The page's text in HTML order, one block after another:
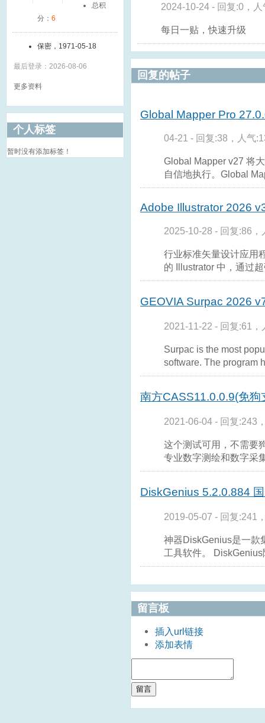
总积
分： 6
保密，1971-05-18
最后登录：2026-08-06
更多资料
个人标签
暂时没有添加标签！
2024-10-24 - 回复:0，
每日一贴，快速升级
回复的帖子
Global Mapper Pro
04-21 - 回复:38，人气
Global Mapper v27 将
自信地执行。Global
Adobe Illustrator 2026
2025-10-28 - 回复:86
行业标准矢量设计应用
的 Illustrator 中，通过
GEOVIA Surpac 2026
2021-11-22 - 回复:61
Surpac is the most
software. The program
南方CASS11.0.0.9(免
2021-06-04 - 回复:243
这个测试可用，不需要
专业数字测绘和数字采
DiskGenius 5.2.0.884
2019-05-07 - 回复:241
神器DiskGenius是一款
工具软件。
留言板
插入url链接
添加表情
留言